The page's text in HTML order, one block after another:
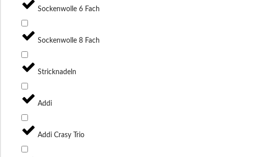
Sockenwolle 6 Fach
Sockenwolle 8 Fach
Stricknadeln
Addi
Addi Crasy Trio